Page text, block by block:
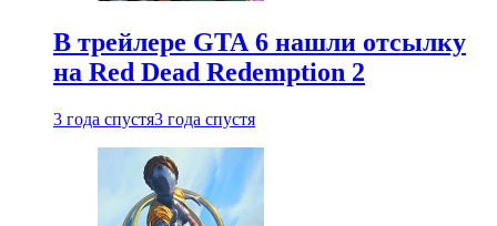
В трейлере GTA 6 нашли отсылку
на Red Dead Redemption 2
3 года спустя3 года спустя